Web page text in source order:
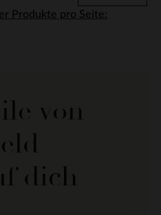
Produkte pro Seite:
von
dich